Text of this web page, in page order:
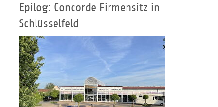
Epilog: Concorde Firmensitz in
Schlüsselfeld